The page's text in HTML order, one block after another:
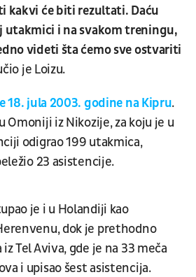
kakvi će biti rezultati. Daću
utakmici i na svakom treningu,
videti šta ćemo sve ostvariti
je Loizu.
18. jula 2003. godine na Kipru.
Omoniji iz Nikozije, za koju je u
odigrao 199 utakmica,
23 asistencije.
je i u Holandiji kao
dok je prethodno
Tel Aviva, gde je na 33 meča
i upisao šest asistencija.